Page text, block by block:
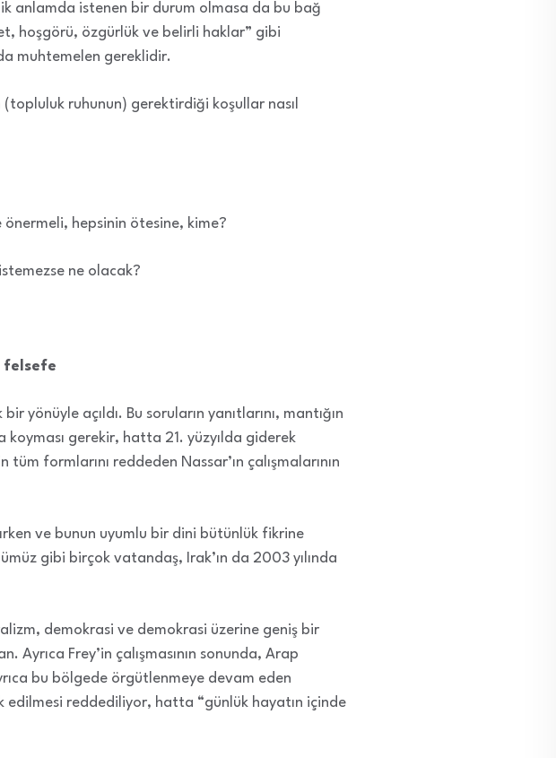
anlamda istenen bir durum olmasa da bu bağ
hoşgörü, özgürlük ve belirli haklar” gibi
muhtemelen gereklidir.
ruhunun) gerektirdiği koşullar nasıl
hepsinin ötesine, kime?
ne olacak?
felsefe
yönüyle açıldı. Bu soruların yanıtlarını, mantığın
gerekir, hatta 21. yüzyılda giderek
formlarını reddeden Nassar’ın çalışmalarının
ve bunun uyumlu bir dini bütünlük fikrine
gibi birçok vatandaş, Irak’ın da 2003 yılında
demokrasi ve demokrasi üzerine geniş bir
Ayrıca Frey’in çalışmasının sonunda, Arap
bu bölgede örgütlenmeye devam eden
reddediliyor, hatta “günlük hayatın içinde